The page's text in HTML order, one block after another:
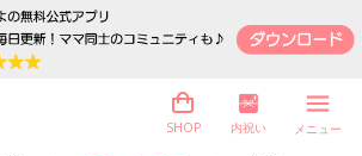
SHOP 内祝い メニュー